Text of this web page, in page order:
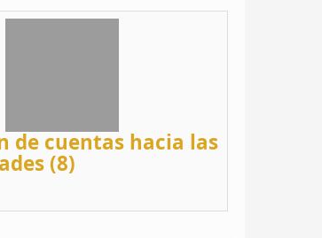
de cuentas hacia las
(8)